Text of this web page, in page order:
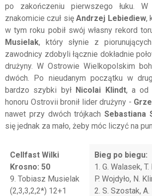
po zakończeniu pierwszego łuku. W
znakomicie czuł sięAndrzej Lebiediew,
w tym roku pobił swój własny rekord
Musielak, który słynie z
zawodnicy zdobyli łącznie dokładnie
drużyny. W Ostrowie Wielkopolskim
dwóch. Po nieudanym początku w
bardzo szybki był Nicolai Klindt, a od
honoru Ostrovii bronił lider drużyny -
nawet przy dwóch trójkachSebastiana
się jednak za mało, żeby móc liczyć na
Cellfast Wilki
Krosno: 50
9. Tobiasz Musielak
(2,3,3,2,2*) 12+1
Bieg po biegu:
1. G. Walasek,
P. Wojdyło, N.
2. S. Szostak,